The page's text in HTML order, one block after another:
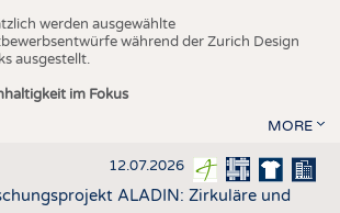
werden ausgewählte
während der Zurich Design
ausgestellt.
im Fokus
MORE
12.07.2026
ALADIN: Zirkuläre und